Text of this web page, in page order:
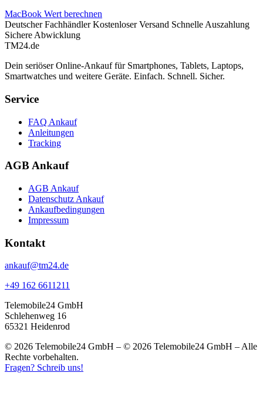
MacBook Wert berechnen
Deutscher Fachhändler Kostenloser Versand Schnelle Auszahlung
Sichere Abwicklung
TM24.de
Dein seriöser Online-Ankauf für Smartphones, Tablets, Laptops,
Smartwatches und weitere Geräte. Einfach. Schnell. Sicher.
Service
FAQ Ankauf
Anleitungen
Tracking
AGB Ankauf
AGB Ankauf
Datenschutz Ankauf
Ankaufbedingungen
Impressum
Kontakt
ankauf@tm24.de
+49 162 6611211
Telemobile24 GmbH
Schlehenweg 16
65321 Heidenrod
© 2026 Telemobile24 GmbH – © 2026 Telemobile24 GmbH – Alle
Rechte vorbehalten.
Fragen? Schreib uns!